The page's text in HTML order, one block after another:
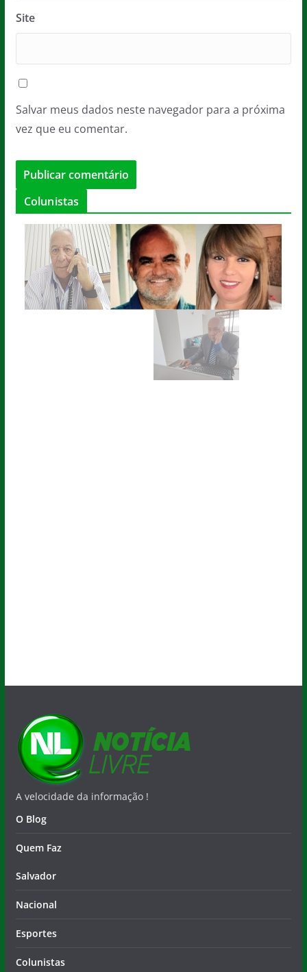
Site
Salvar meus dados neste navegador para a próxima
vez que eu comentar.
Colunistas
A velocidade da informação !
O Blog
Quem Faz
Salvador
Nacional
Esportes
Colunistas